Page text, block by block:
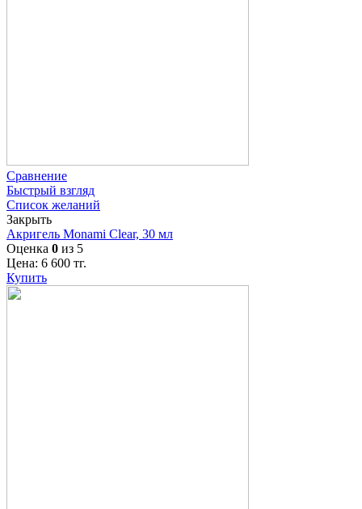
Сравнение
Быстрый взгляд
Список желаний
Закрыть
Акригель Monami Clear, 30 мл
Оценка 0 из 5
Цена: 6 600 тг.
Купить